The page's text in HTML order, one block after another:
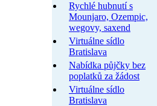
Rychlé hubnutí s
Mounjaro, Ozempic,
wegovy, saxend
Virtuálne sídlo
Bratislava
Nabídka půjčky bez
poplatků za žádost
Virtuálne sídlo
Bratislava